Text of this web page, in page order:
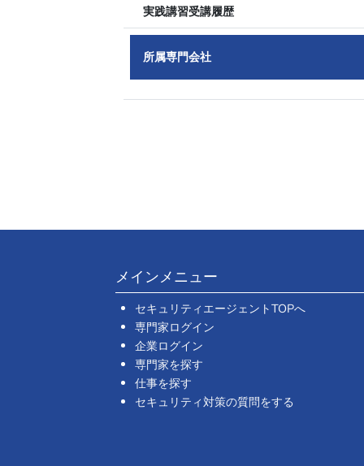
実践講習受講履歴
所属専門会社
メインメニュー
セキュリティエージェントTOPへ
専門家ログイン
企業ログイン
専門家を探す
仕事を探す
セキュリティ対策の質問をする